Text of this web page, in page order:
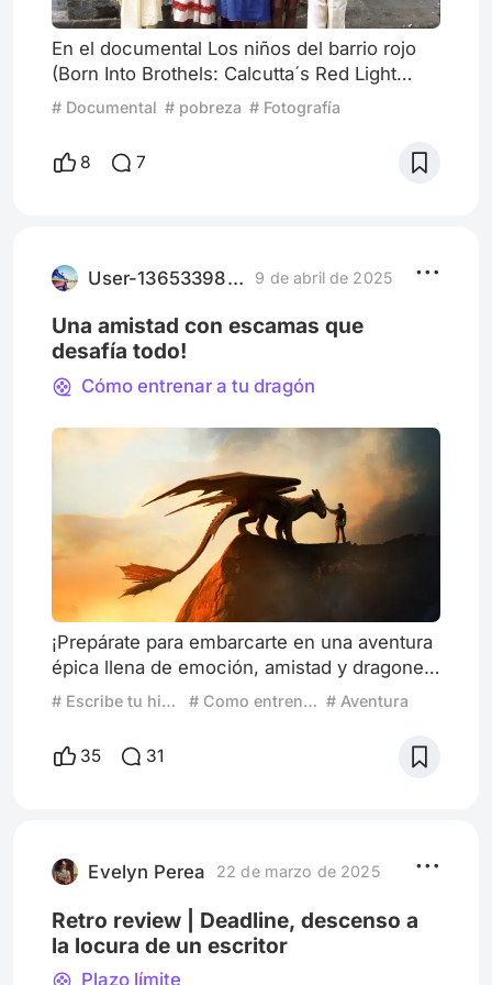
En el documental Los niños del barrio rojo
(Born Into Brothels: Calcutta´s Red Light
Kids, 2004) la fotógrafa Zana Briski, quien lo
codirigió junto al cineasta Ross Kauffman,
les enseña fotografía a ocho niños hijos de
prostitutas del barrio Sonagachi en la ciudad
Largometraje Document
# Documental # pobreza # Fotografía
8 7
User-1365339883 9 de abril de 2025
Una amistad con escamas que
desafía todo!
Cómo entrenar a tu dragón
¡Prepárate para embarcarte en una aventura
épica llena de emoción, amistad y dragones
alados! no es solo una película de
conquista corazones con su historia de
valentía, aceptación y lazos inquebrantables.
que el dragón vuelva a volar, y Des
# Escribe tu historia: ¿Y si despiertas dentro de una película? # Como entrenar a tu dragón # Aventura
35 31
Evelyn Perea 22 de marzo de 2025
Retro review | Deadline, descenso a
la locura de un escritor
Plazo límite